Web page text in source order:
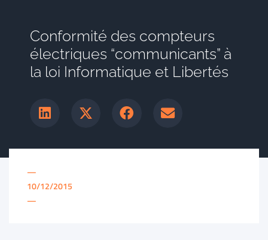
Conformité des compteurs
électriques “communicants” à
la loi Informatique et Libertés
—
10/12/2015
—